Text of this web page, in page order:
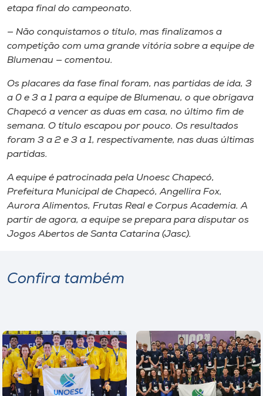
etapa final do campeonato.
— Não conquistamos o título, mas finalizamos a
competição com uma grande vitória sobre a equipe de
Blumenau — comentou.
Os placares da fase final foram, nas partidas de ida, 3
a 0 e 3 a 1 para a equipe de Blumenau, o que obrigava
Chapecó a vencer as duas em casa, no último fim de
semana. O título escapou por pouco. Os resultados
foram 3 a 2 e 3 a 1, respectivamente, nas duas últimas
partidas.
A equipe é patrocinada pela Unoesc Chapecó,
Prefeitura Municipal de Chapecó, Angellira Fox,
Aurora Alimentos, Frutas Real e Corpus Academia. A
partir de agora, a equipe se prepara para disputar os
Jogos Abertos de Santa Catarina (Jasc).
Confira também